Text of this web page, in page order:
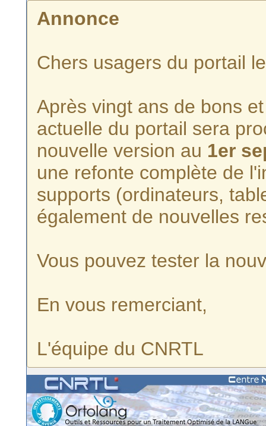
Annonce
Chers usagers du portail
Après vingt ans de bons
actuelle du portail sera
nouvelle version au 1er
une refonte complète de
supports (ordinateurs,
également de nouvelles
Vous pouvez tester la
En vous remerciant,
L'équipe du CNRTL